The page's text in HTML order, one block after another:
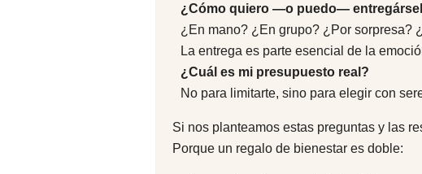
¿Cómo quiero —o puedo—
¿En mano? ¿En grupo? ¿Por sorpresa?
La entrega es parte esencial de la
¿Cuál es mi presupuesto real?
No para limitarte, sino para elegir con
Si nos planteamos estas preguntas y las
Porque un regalo de bienestar es doble: